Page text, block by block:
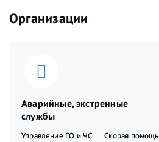
Организации
Аварийные, экстренные
службы
Управление ГО и ЧС Скорая помощь